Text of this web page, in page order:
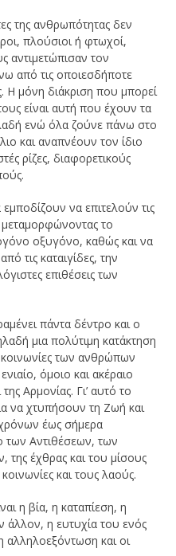
της ανθρωπότητας δεν
πλούσιοι ή φτωχοί,
αντιμετώπισαν τον
από τις οποιεσδήποτε
Η μόνη διάκριση που μπορεί
είναι αυτή που έχουν τα
ενώ όλα ζούνε πάνω στο
και αναπνέουν τον ίδιο
ρίζες, διαφορετικούς
να επιτελούν τις
μεταμορφώνοντας το
οξυγόνο, καθώς και να
τις καταιγίδες, την
επιθέσεις των
πάντα δέντρο και ο
μια πολύτιμη κατάκτηση
των ανθρώπων
όμοιο και ακέραιο
Αρμονίας. Γι’ αυτό το
να χτυπήσουν τη Ζωή και
έως σήμερα
των Αντιθέσεων, των
της έχθρας και του μίσους
και τους λαούς.
η βία, η καταπίεση, η
άλλον, η ευτυχία του ενός
αλληλοεξόντωση και οι